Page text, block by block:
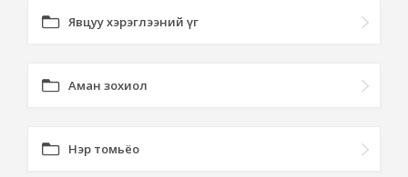
Явцуу хэрэглээний үг
Аман зохиол
Нэр томьёо